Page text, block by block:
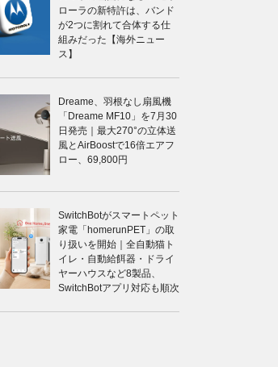
ローラの新特許は、バンド
が2つに割れて合体する仕
組みだった【海外ニュー
ス】
Dreame、羽根なし扇風機
「Dreame MF10」を7月30
日発売｜最大270°の立体送
風とAirBoostで16倍エアフ
ロー、69,800円
SwitchBotがスマートペット
家電「homerunPET」の取
り扱いを開始｜全自動猫ト
イレ・自動給餌器・ドライ
ヤーハウスなど8製品、
SwitchBotアプリ対応も順次